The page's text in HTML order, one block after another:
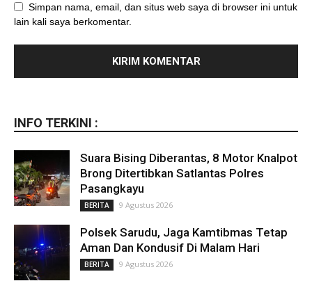
Simpan nama, email, dan situs web saya di browser ini untuk
lain kali saya berkomentar.
INFO TERKINI :
Suara Bising Diberantas, 8 Motor Knalpot
Brong Ditertibkan Satlantas Polres
Pasangkayu
BERITA 9 Agustus 2026
Polsek Sarudu, Jaga Kamtibmas Tetap
Aman Dan Kondusif Di Malam Hari
BERITA 9 Agustus 2026